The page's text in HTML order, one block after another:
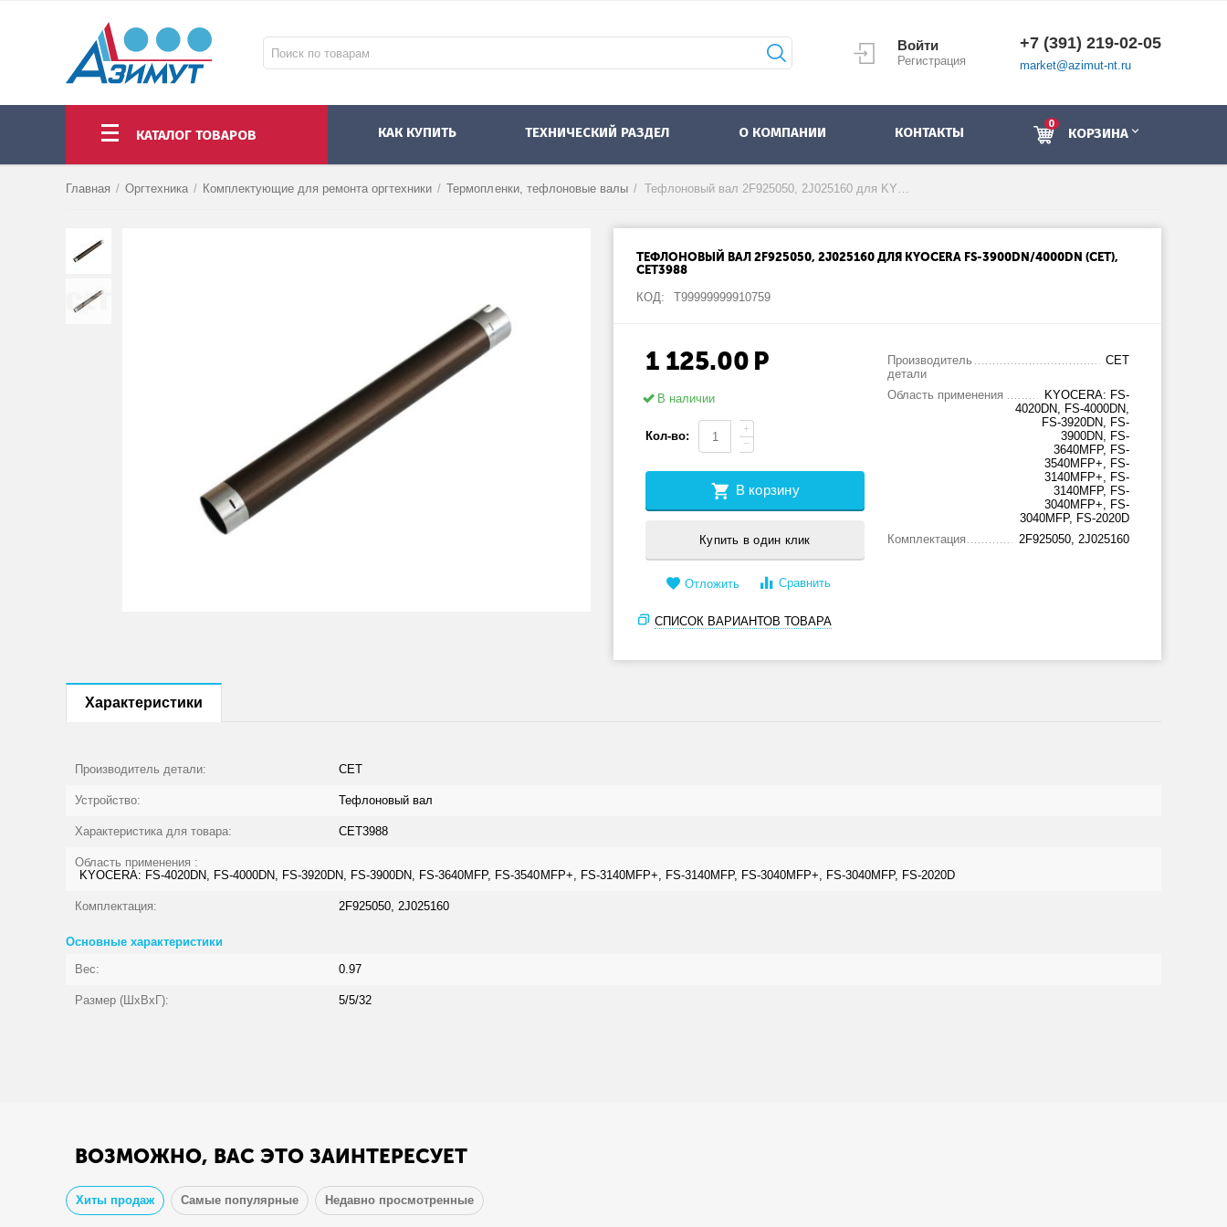
Войти
Регистрация
+7 (391) 219-02-05
market@azimut-nt.ru
КАТАЛОГ ТОВАРОВ КАК КУПИТЬ ТЕХНИЧЕСКИЙ РАЗДЕЛ О КОМПАНИИ КОНТАКТЫ
0
КОРЗИНА
Главная / Оргтехника / Комплектующие для ремонта оргтехники / Термопленки, тефлоновые валы / Тефлоновый вал 2F925050, 2J025160 для KYOCERA FS-3900DN/4000DN (CET), CET3988
ТЕФЛОНОВЫЙ ВАЛ 2F925050, 2J025160 ДЛЯ KYOCERA FS-3900DN/4000DN (CET),
CET3988
КОД:
Т99999999910759
1 125.00 Р
В наличии
Кол-во:
+
−
В корзину
Купить в один клик
Отложить Сравнить
Производитель
детали
CET
Область применения
KYOCERA: FS-
4020DN, FS-4000DN,
FS-3920DN, FS-
3900DN, FS-
3640MFP, FS-
3540MFP+, FS-
3140MFP+, FS-
3140MFP, FS-
3040MFP+, FS-
3040MFP, FS-2020D
Комплектация
2F925050, 2J025160
СПИСОК ВАРИАНТОВ ТОВАРА
Характеристики
Производитель детали: CET
Устройство: Тефлоновый вал
Характеристика для товара: CET3988
Область применения :
KYOCERA: FS-4020DN, FS-4000DN, FS-3920DN, FS-3900DN, FS-3640MFP, FS-3540MFP+, FS-3140MFP+, FS-3140MFP, FS-3040MFP+, FS-3040MFP, FS-2020D
Комплектация: 2F925050, 2J025160
Основные характеристики
Вес:
0.97
Размер (ШхВхГ): 5/5/32
ВОЗМОЖНО, ВАС ЭТО ЗАИНТЕРЕСУЕТ
Хиты продаж Самые популярные Недавно просмотренные